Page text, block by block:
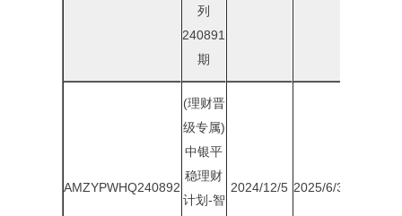
列
240891
期
AMZYPWHQ240892
(理财晋
级专属)
中银平
稳理财
计划-智
2024/12/5 2025/6/30